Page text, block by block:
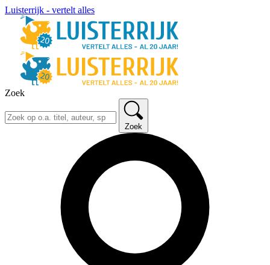
Luisterrijk - vertelt alles
Zoek
Zoek